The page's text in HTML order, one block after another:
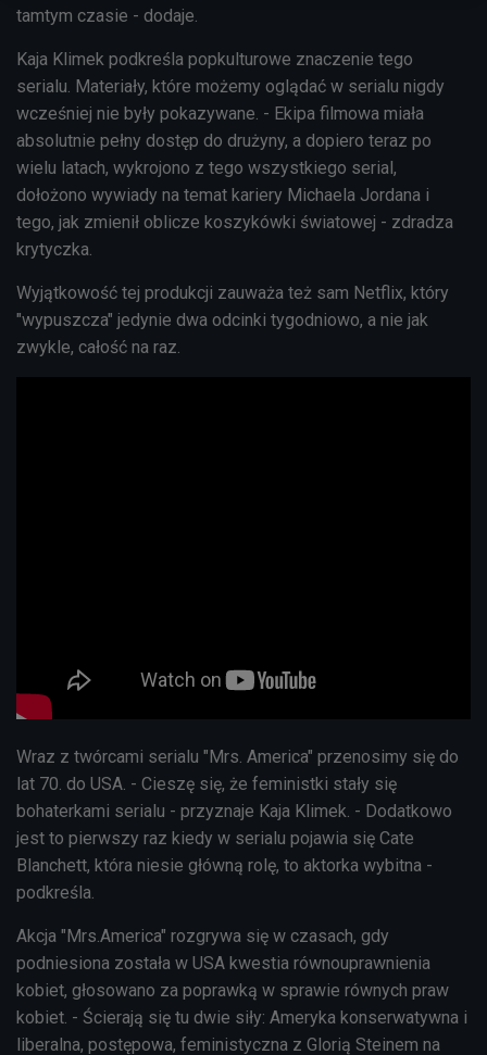
tamtym czasie - dodaje.
Kaja Klimek podkreśla popkulturowe znaczenie tego
serialu. Materiały, które możemy oglądać w serialu nigdy
wcześniej nie były pokazywane. - Ekipa filmowa miała
absolutnie pełny dostęp do drużyny, a dopiero teraz po
wielu latach, wykrojono z tego wszystkiego serial,
dołożono wywiady na temat kariery Michaela Jordana i
tego, jak zmienił oblicze koszykówki światowej - zdradza
krytyczka.
Wyjątkowość tej produkcji zauważa też sam Netflix, który
"wypuszcza" jedynie dwa odcinki tygodniowo, a nie jak
zwykle, całość na raz.
Wraz z twórcami serialu "Mrs. America" przenosimy się do
lat 70. do USA. - Cieszę się, że feministki stały się
bohaterkami serialu - przyznaje Kaja Klimek. - Dodatkowo
jest to pierwszy raz kiedy w serialu pojawia się Cate
Blanchett, która niesie główną rolę, to aktorka wybitna -
podkreśla.
Akcja "Mrs.America" rozgrywa się w czasach, gdy
podniesiona została w USA kwestia równouprawnienia
kobiet, głosowano za poprawką w sprawie równych praw
kobiet. - Ścierają się tu dwie siły: Ameryka konserwatywna i
liberalna, postępowa, feministyczna z Glorią Steinem na